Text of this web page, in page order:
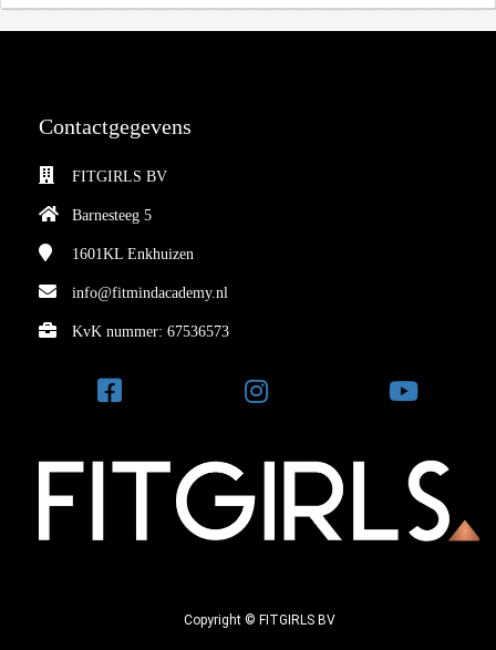
Contactgegevens
FITGIRLS BV
Barnesteeg 5
1601KL Enkhuizen
info@fitmindacademy.nl
KvK nummer: 67536573
Copyright © FITGIRLS BV